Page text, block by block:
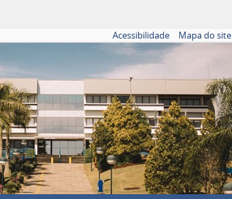
Mapa do site
Acessibilidade